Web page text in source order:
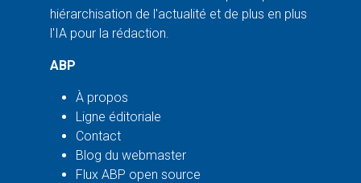
hiérarchisation de l'actualité et de plus en plus
l'IA pour la rédaction.
ABP
À propos
Ligne éditoriale
Contact
Blog du webmaster
Flux ABP open source